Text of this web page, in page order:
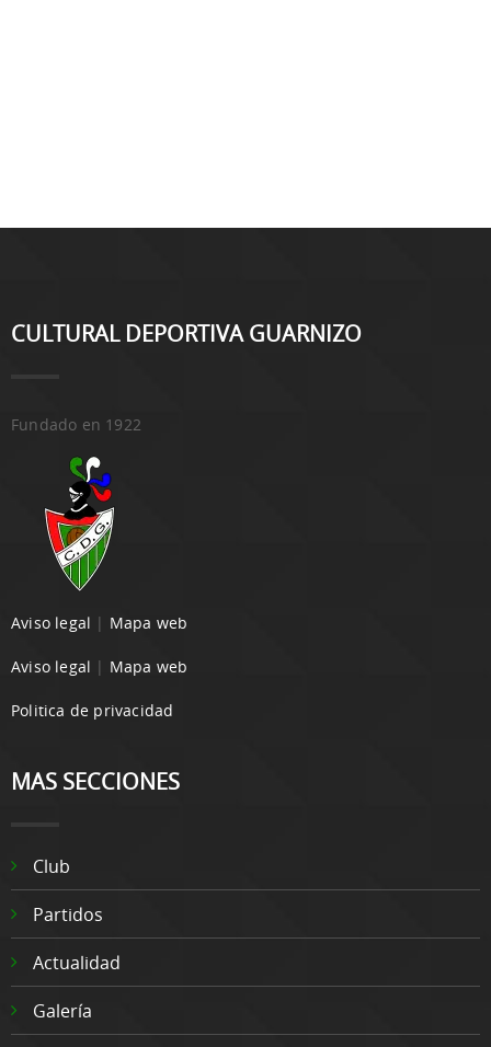
CULTURAL DEPORTIVA GUARNIZO
Fundado en 1922
Aviso legal | Mapa web
Aviso legal | Mapa web
Politica de privacidad
MAS SECCIONES
Club
Partidos
Actualidad
Galería